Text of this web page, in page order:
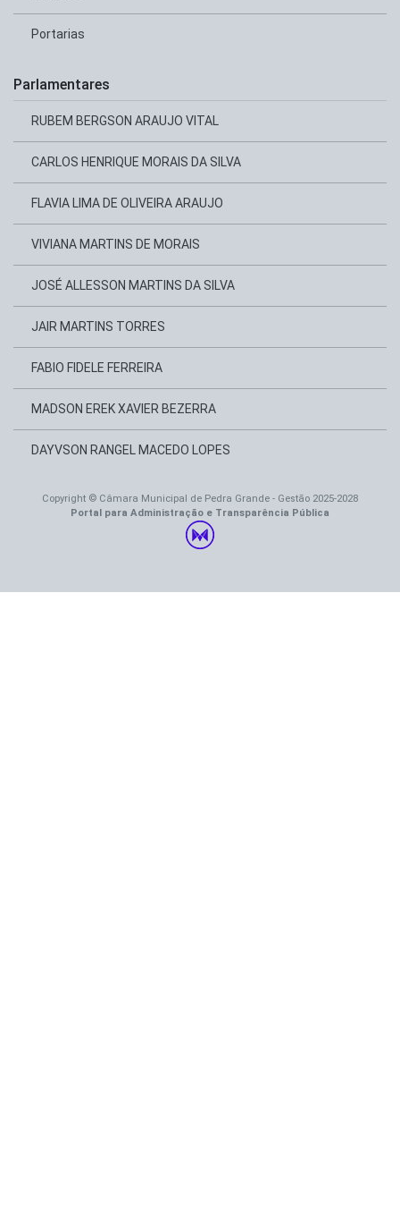
Portarias
Parlamentares
RUBEM BERGSON ARAUJO VITAL
CARLOS HENRIQUE MORAIS DA SILVA
FLAVIA LIMA DE OLIVEIRA ARAUJO
VIVIANA MARTINS DE MORAIS
JOSÉ ALLESSON MARTINS DA SILVA
JAIR MARTINS TORRES
FABIO FIDELE FERREIRA
MADSON EREK XAVIER BEZERRA
DAYVSON RANGEL MACEDO LOPES
Copyright © Câmara Municipal de Pedra Grande - Gestão 2025-2028
Portal para Administração e Transparência Pública